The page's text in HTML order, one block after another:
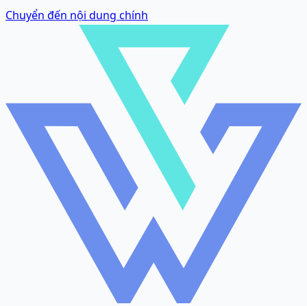
Chuyển đến nội dung chính